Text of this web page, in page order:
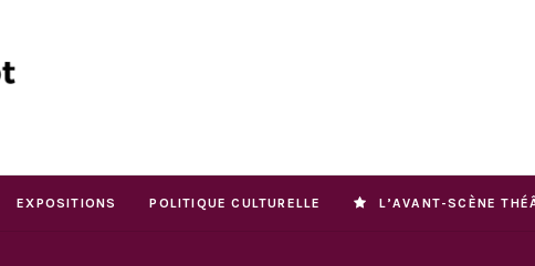
EXPOSITIONS POLITIQUE CULTURELLE L’AVANT-SCÈNE